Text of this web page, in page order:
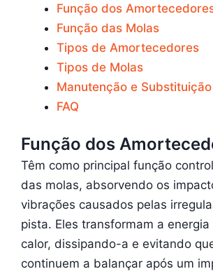
Função dos
Função das Molas
Tipos de Amortecedores
Tipos de Molas
Manutenção e Substituição
FAQ
Função dos
Têm como principal função
das molas, absorvendo os
vibrações causados pelas
pista. Eles transformam a
calor, dissipando-a e evitando
continuem a balançar após um